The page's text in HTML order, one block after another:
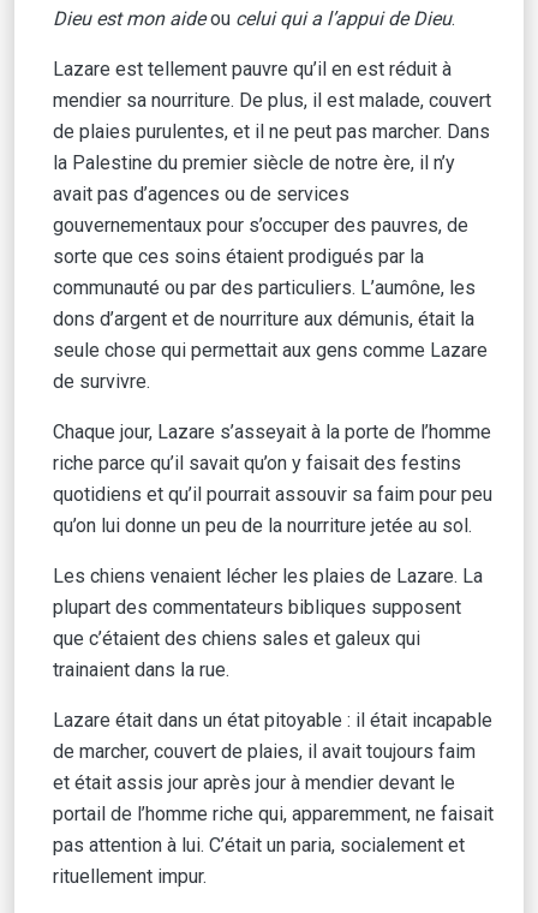
Dieu est mon aideou celui qui a l’appui de Dieu.
Lazare est tellement pauvre qu’il en est réduit à
mendier sa nourriture. De plus, il est malade, couvert
de plaies purulentes, et il ne peut pas marcher. Dans
la Palestine du premier siècle de notre ère, il n’y
avait pas d’agences ou de services
gouvernementaux pour s’occuper des pauvres, de
sorte que ces soins étaient prodigués par la
communauté ou par des particuliers. L’aumône, les
dons d’argent et de nourriture aux démunis, était la
seule chose qui permettait aux gens comme Lazare
de survivre.
Chaque jour, Lazare s’asseyait à la porte de l’homme
riche parce qu’il savait qu’on y faisait des festins
quotidiens et qu’il pourrait assouvir sa faim pour peu
qu’on lui donne un peu de la nourriture jetée au sol.
Les chiens venaient lécher les plaies de Lazare. La
plupart des commentateurs bibliques supposent
que c’étaient des chiens sales et galeux qui
trainaient dans la rue.
Lazare était dans un état pitoyable : il était incapable
de marcher, couvert de plaies, il avait toujours faim
et était assis jour après jour à mendier devant le
portail de l’homme riche qui, apparemment, ne faisait
pas attention à lui. C’était un paria, socialement et
rituellement impur.